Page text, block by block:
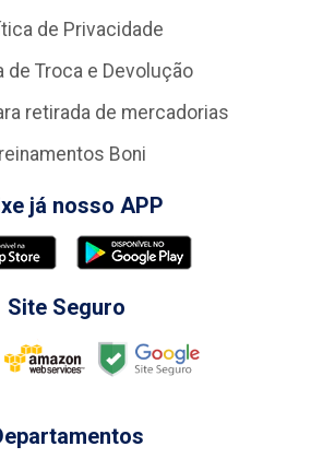
de Privacidade
de Troca e Devolução
retirada de mercadorias
Boni
já nosso APP
Site Seguro